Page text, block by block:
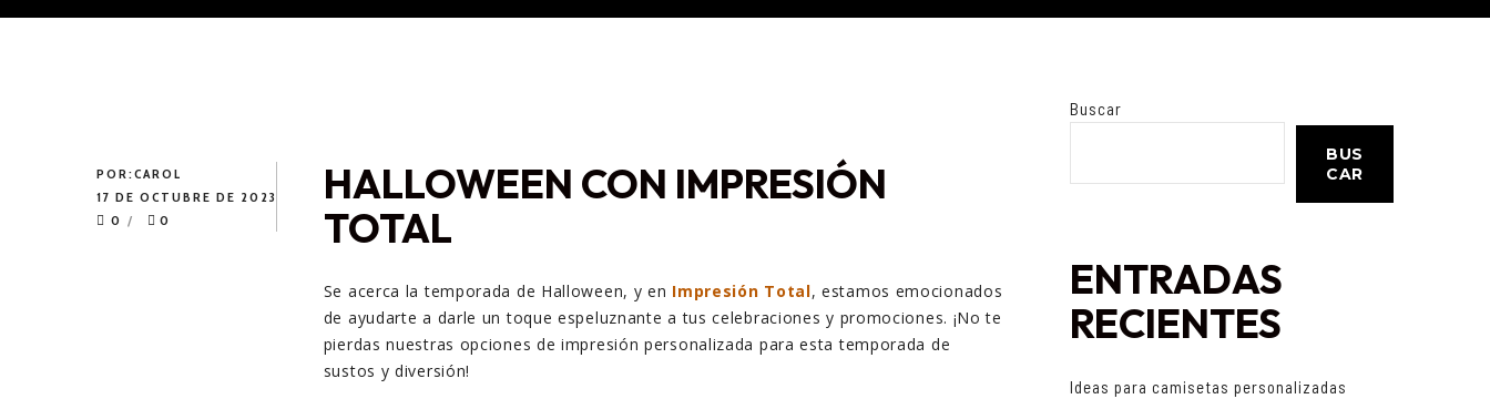
POR:CAROL
17 DE OCTUBRE DE 2023
0
0
HALLOWEEN CON IMPRESIÓN
TOTAL
Se acerca la temporada de Halloween, y en Impresión Total, estamos emocionados
de ayudarte a darle un toque espeluznante a tus celebraciones y promociones. ¡No te
pierdas nuestras opciones de impresión personalizada para esta temporada de
sustos y diversión!
Buscar
BUS
CAR
ENTRADAS
RECIENTES
Ideas para camisetas personalizadas